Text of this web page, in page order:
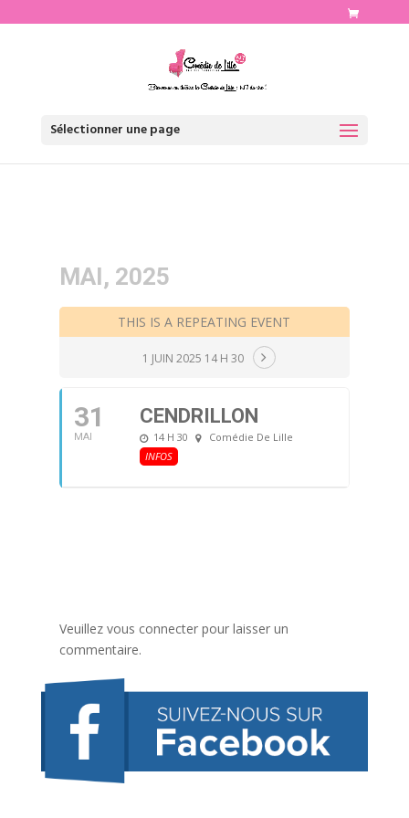
Sélectionner une page
MAI, 2025
THIS IS A REPEATING EVENT
1 JUIN 2025 14 H 30
31
MAI
CENDRILLON
14 H 30
Comédie De Lille
INFOS
Veuillez vous connecter pour laisser un
commentaire.